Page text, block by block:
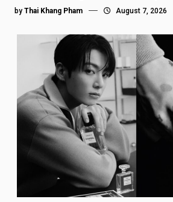
by Thai Khang Pham August 7, 2026